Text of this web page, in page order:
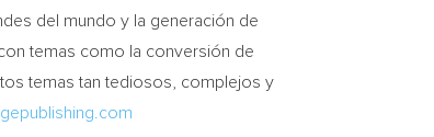
del mundo y la generación de
temas como la conversión de
temas tan tediosos, complejos y